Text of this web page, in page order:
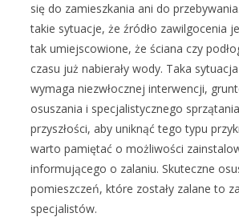
się do zamieszkania ani do
takie sytuacje, że źródło zawilgocenia
tak umiejscowione, że ściana czy
czasu już nabierały wody. Taka
wymaga niezwłocznej interwencji,
osuszania i specjalistycznego
przyszłości, aby uniknąć tego typu
warto pamiętać o możliwości
informującego o zalaniu. Skuteczne
pomieszczeń, które zostały zalane to
specjalistów.